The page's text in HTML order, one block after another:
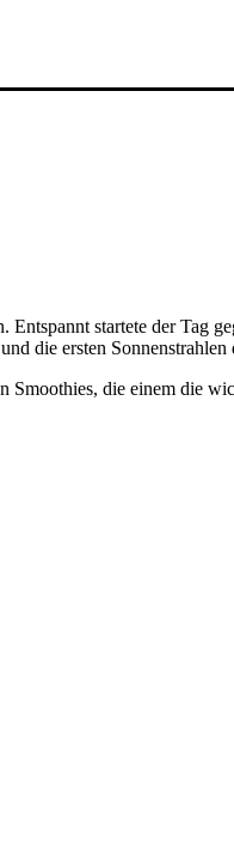
startete der Tag
die ersten Sonnenstrahlen
Smoothies, die einem die